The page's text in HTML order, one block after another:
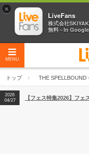
MENU
トップ THE SPELLBOUND
2026
04/27
2026
【ライブ動員ランキング
2026
04/27
【フェス特集2026】フェ
×
LiveFans
株式会社
無料 - In